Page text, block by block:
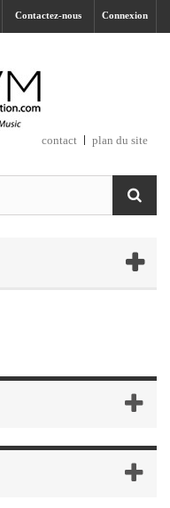
Connexion
Contactez-nous
contact plan du site